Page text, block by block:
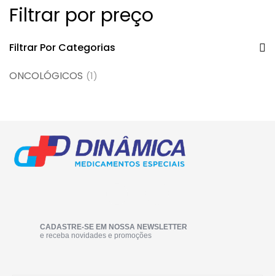
Filtrar por preço
Filtrar Por Categorias
ONCOLÓGICOS (1)
CADASTRE-SE EM NOSSA NEWSLETTER
e receba novidades e promoções